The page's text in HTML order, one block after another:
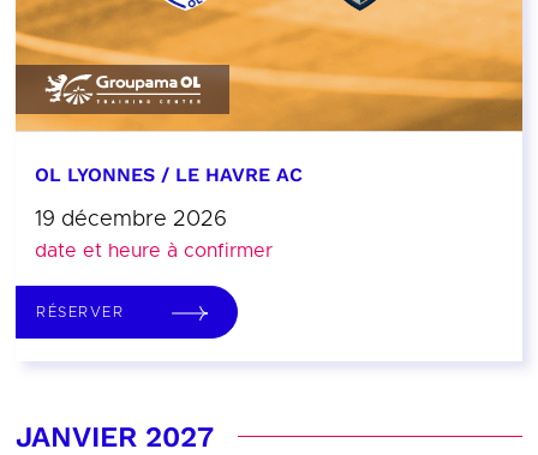
OL LYONNES / LE HAVRE AC
19 décembre 2026
date et heure à confirmer
RÉSERVER
JANVIER 2027